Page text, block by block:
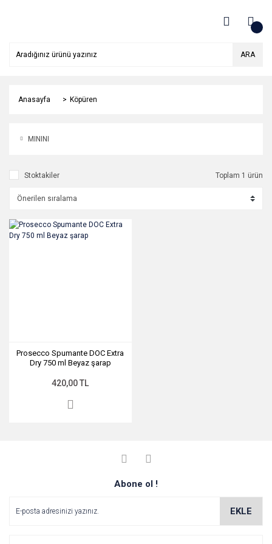
ARA
Anasayfa Köpüren
MININI
Stoktakiler Toplam 1 ürün
Prosecco Spumante DOC Extra
Dry 750 ml Beyaz şarap
420,00 TL
Abone ol !
EKLE